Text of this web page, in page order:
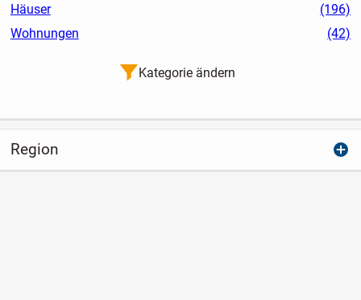
Häuser
(196)
Wohnungen
(42)
Kategorie ändern
Region